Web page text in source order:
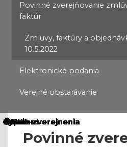
Povinné zverejňovanie
faktúr
Zmluvy, faktúry a
10.5.2022
Elektronické podania
Verejné obstarávanie
Povinné